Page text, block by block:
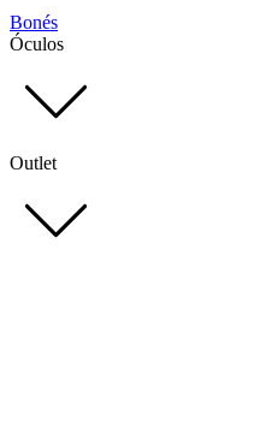
Bonés
Óculos
Outlet